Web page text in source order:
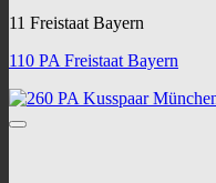
11 Freistaat Bayern
110 PA Freistaat Bayern